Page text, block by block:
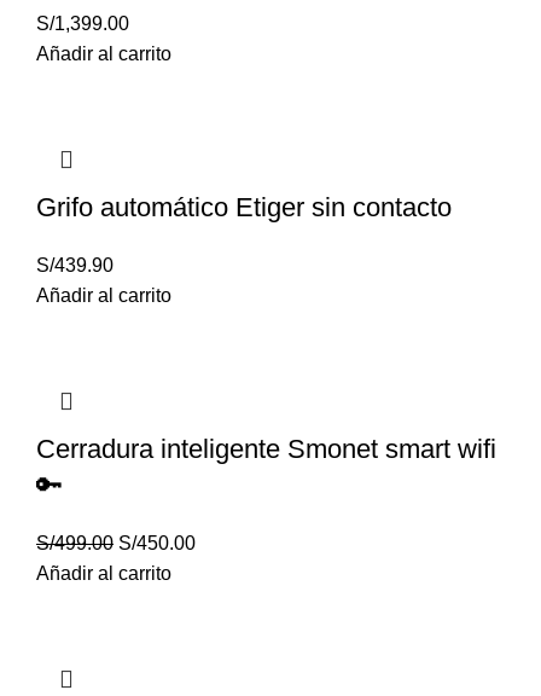
S/1,399.00
Añadir al carrito
Grifo automático Etiger sin contacto
S/439.90
Añadir al carrito
Cerradura inteligente Smonet smart wifi
🔑
S/499.00 S/450.00
Añadir al carrito